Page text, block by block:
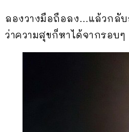
ลองวางมือถือลง…แล้วกลั
ว่าความสุขก็หาได้จากรอบๆ